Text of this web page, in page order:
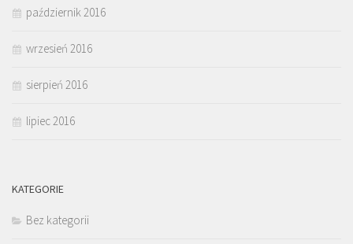
październik 2016
wrzesień 2016
sierpień 2016
lipiec 2016
KATEGORIE
Bez kategorii